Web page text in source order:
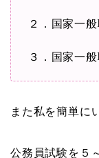
２．国家一
３．国家一
また私を簡単に
公務員試験を５